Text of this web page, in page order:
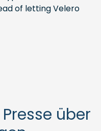
of letting Velero
über